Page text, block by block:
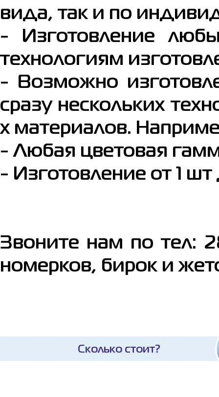
вида, так и по
- Изготовление
технологиям
- Возможно
сразу нескольких
х материалов.
- Любая цветовая
- Изготовление от 1
Звоните нам по тел:
номерков, бирок и
Сколько стоит?